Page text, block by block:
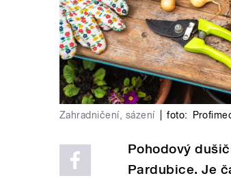
Zahradničení, sázení foto:
Pohodový
Pardubice. Je